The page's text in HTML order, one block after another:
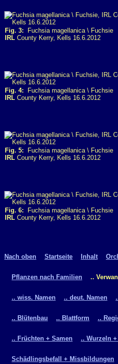
Fig. 3: Fuchsia magellanica \ Fuchsie
IRL County Kerry, Kells 16.6.2012
Fig. 4: Fuchsia magellanica \ Fuchsie
IRL County Kerry, Kells 16.6.2012
Fig. 5: Fuchsia magellanica \ Fuchsie
IRL County Kerry, Kells 16.6.2012
Fig. 6: Fuchsia magellanica \ Fuchsie
IRL County Kerry, Kells 16.6.2012
Nach oben Startseite Inhalt
Pflanzen nach Familien ..
.. wiss. Namen .. deut. Namen
.. Blütenbau .. Blattform ..
.. Früchten + Samen .. Wurzeln
Schädlingsbefall + Missbildungen